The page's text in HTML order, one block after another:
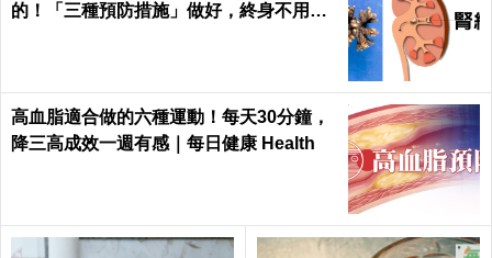
的！「三種預防措施」做好，終身不用
高血脂適合做的六種運動！每天30分鐘，
降三高成效一週有感｜每日健康 Health